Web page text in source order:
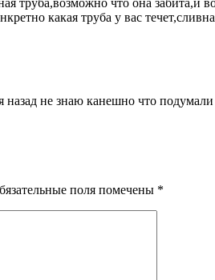
какая труба у вас
назад не знаю канешно что
поля помечены *